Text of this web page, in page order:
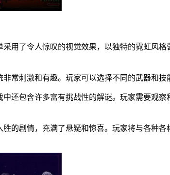
用了令人惊叹的视觉效果，以独特的霓虹风
常刺激和有趣。玩家可以选择不同的武器和
还包含许多富有挑战性的解谜。玩家需要观
的剧情，充满了悬疑和惊喜。玩家将与各种